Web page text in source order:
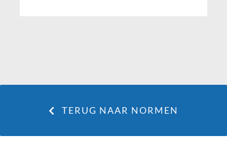
TERUG NAAR NORMEN